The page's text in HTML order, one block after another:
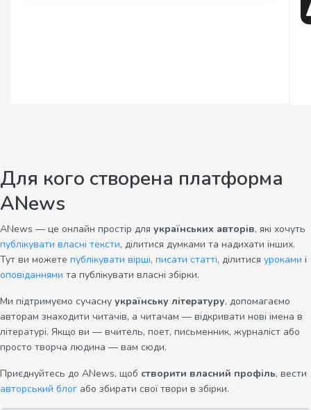
Для кого створена платформа
ANews
ANews — це онлайн простір для українських авторів, які хочуть
публікувати власні тексти, ділитися думками та надихати інших.
Тут ви можете публікувати вірші, писати статті, ділитися уроками і
оповіданнями та публікувати власні збірки.
Ми підтримуємо сучасну українську літературу, допомагаємо
авторам знаходити читачів, а читачам — відкривати нові імена в
літературі. Якщо ви — вчитель, поет, письменник, журналіст або
просто творча людина — вам сюди.
Приєднуйтесь до ANews, щоб створити власний профіль, вести
авторський блог або збирати свої твори в збірки.